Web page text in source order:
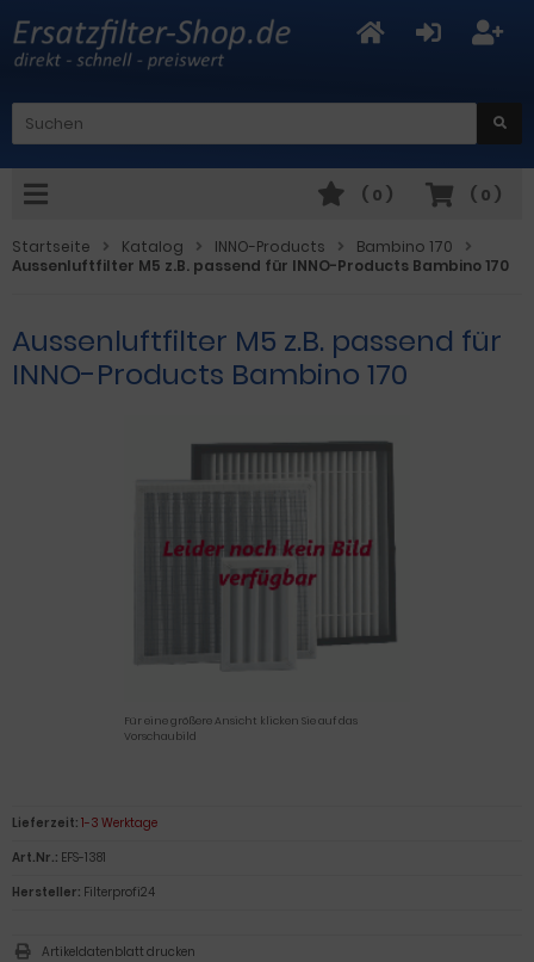
( 0 )
( 0 )
Startseite Katalog INNO-Products
Bambino 170
Aussenluftfilter M5 z.B. passend für INNO-Products Bambino 170
Aussenluftfilter M5 z.B. passend für
INNO-Products Bambino 170
Für eine größere Ansicht klicken Sie auf das
Vorschaubild
Lieferzeit: 1-3 Werktage
Art.Nr.: EFS-1381
Hersteller: Filterprofi24
Artikeldatenblatt drucken